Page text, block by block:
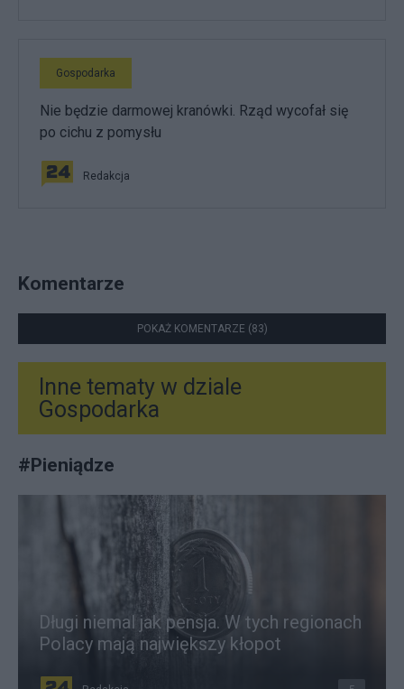
Gospodarka
Nie będzie darmowej kranówki. Rząd wycofał się
po cichu z pomysłu
Redakcja
Komentarze
POKAŻ KOMENTARZE (83)
Inne tematy w dziale
Gospodarka
#Pieniądze
Długi niemal jak pensja. W tych regionach
Polacy mają największy kłopot